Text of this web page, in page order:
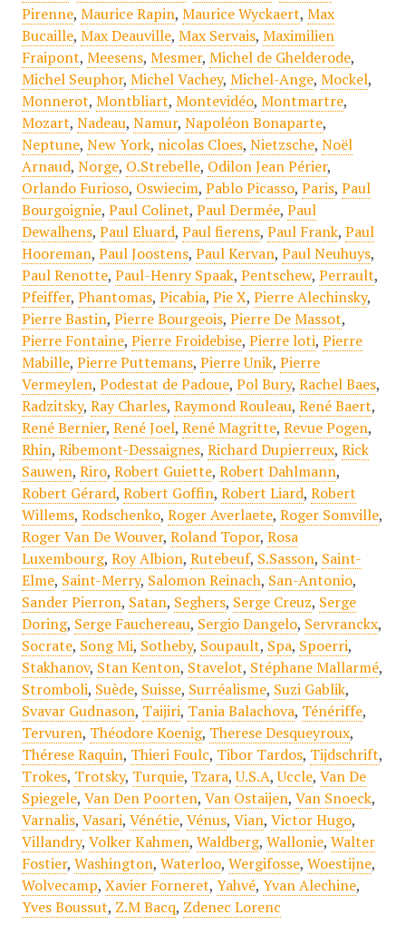
Pirenne, Maurice Rapin, Maurice Wyckaert, Max
Bucaille, Max Deauville, Max Servais, Maximilien
Fraipont, Meesens, Mesmer, Michel de Ghelderode,
Michel Seuphor, Michel Vachey, Michel-Ange, Mockel,
Monnerot, Montbliart, Montevidéo, Montmartre,
Mozart, Nadeau, Namur, Napoléon Bonaparte,
Neptune, New York, nicolas Cloes, Nietzsche, Noël
Arnaud, Norge, O.Strebelle, Odilon Jean Périer,
Orlando Furioso, Oswiecim, Pablo Picasso, Paris, Paul
Bourgoignie, Paul Colinet, Paul Dermée, Paul
Dewalhens, Paul Eluard, Paul fierens, Paul Frank, Paul
Hooreman, Paul Joostens, Paul Kervan, Paul Neuhuys,
Paul Renotte, Paul-Henry Spaak, Pentschew, Perrault,
Pfeiffer, Phantomas, Picabia, Pie X, Pierre Alechinsky,
Pierre Bastin, Pierre Bourgeois, Pierre De Massot,
Pierre Fontaine, Pierre Froidebise, Pierre loti, Pierre
Mabille, Pierre Puttemans, Pierre Unik, Pierre
Vermeylen, Podestat de Padoue, Pol Bury, Rachel Baes,
Radzitsky, Ray Charles, Raymond Rouleau, René Baert,
René Bernier, René Joel, René Magritte, Revue Pogen,
Rhin, Ribemont-Dessaignes, Richard Dupierreux, Rick
Sauwen, Riro, Robert Guiette, Robert Dahlmann,
Robert Gérard, Robert Goffin, Robert Liard, Robert
Willems, Rodschenko, Roger Averlaete, Roger Somville,
Roger Van De Wouver, Roland Topor, Rosa
Luxembourg, Roy Albion, Rutebeuf, S.Sasson, Saint-
Elme, Saint-Merry, Salomon Reinach, San-Antonio,
Sander Pierron, Satan, Seghers, Serge Creuz, Serge
Doring, Serge Fauchereau, Sergio Dangelo, Servranckx,
Socrate, Song Mi, Sotheby, Soupault, Spa, Spoerri,
Stakhanov, Stan Kenton, Stavelot, Stéphane Mallarmé,
Stromboli, Suède, Suisse, Surréalisme, Suzi Gablik,
Svavar Gudnason, Taijiri, Tania Balachova, Ténériffe,
Tervuren, Théodore Koenig, Therese Desqueyroux,
Thérese Raquin, Thieri Foulc, Tibor Tardos, Tijdschrift,
Trokes, Trotsky, Turquie, Tzara,U.S.A,Uccle, Van De
Spiegele, Van Den Poorten, Van Ostaijen, Van Snoeck,
Varnalis, Vasari, Vénétie, Vénus, Vian, Victor Hugo,
Villandry, Volker Kahmen, Waldberg, Wallonie, Walter
Fostier, Washington, Waterloo, Wergifosse, Woestijne,
Wolvecamp, Xavier Forneret, Yahvé, Yvan Alechine,
Yves Boussut, Z.M Bacq, Zdenec Lorenc